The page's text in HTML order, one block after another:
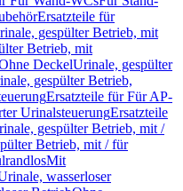
Ersatzteile für
gespülter Betrieb, mit
Betrieb, mit
DeckelUrinale, gespülter
gespülter Betrieb,
Ersatzteile für Für AP-
UrinalsteuerungErsatzteile
gespülter Betrieb, mit /
Betrieb, mit / für
Mit
wasserloser